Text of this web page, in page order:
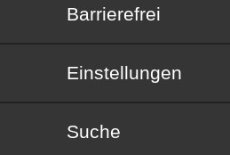
Barrierefrei
Barrierefrei
Einstellungen
Suche